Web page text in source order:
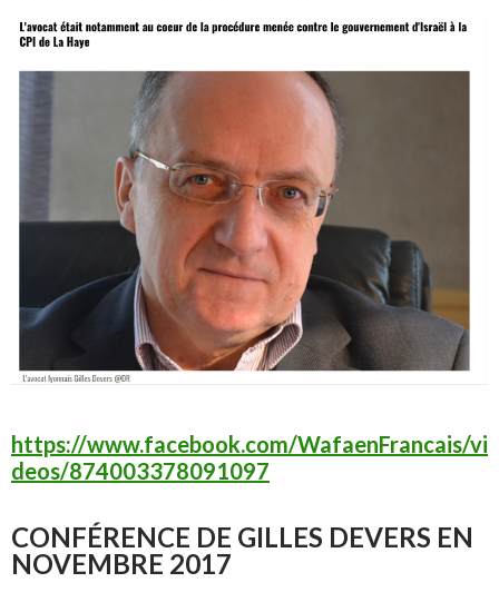
https://www.facebook.com/WafaenFrancais/vi
deos/874003378091097
CONFÉRENCE DE GILLES DEVERS EN
NOVEMBRE 2017